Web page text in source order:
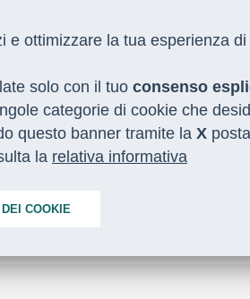
I NOSTRI SERVIZI MEDIA
ottimizzare la tua esperienza
solo con il tuo consenso
categorie di cookie che
questo banner tramite la X
la relativa informativa
COOKIE